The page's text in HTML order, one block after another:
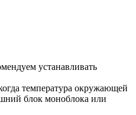
устанавливать
температура окружающей
блок моноблока или